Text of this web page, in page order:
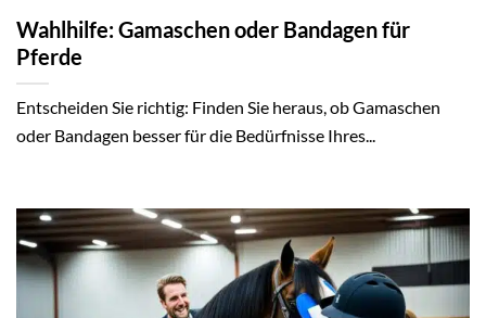
Wahlhilfe: Gamaschen oder Bandagen für
Pferde
Entscheiden Sie richtig: Finden Sie heraus, ob Gamaschen
oder Bandagen besser für die Bedürfnisse Ihres...